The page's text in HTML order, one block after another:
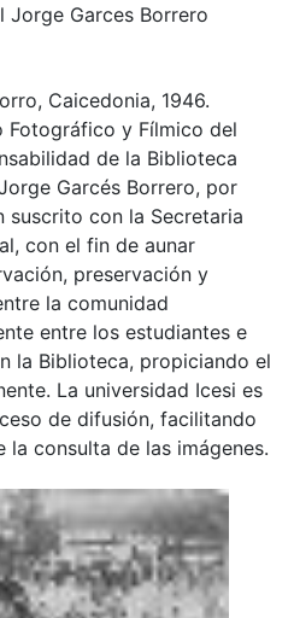
Jorge Garces Borrero
Caicedonia, 1946.
Fotográfico y Fílmico del
de la Biblioteca
Garcés Borrero, por
con la Secretaria
con el fin de aunar
preservación y
la comunidad
entre los estudiantes e
la Biblioteca, propiciando el
La universidad Icesi es
de difusión, facilitando
consulta de las imágenes.